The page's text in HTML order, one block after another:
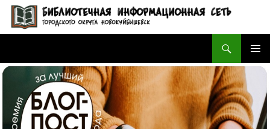
БИБЛИОТЕЧНАЯ ИНФОРМАЦИОННАЯ СЕТЬ городского округа Новокуйбышевск
МЕНЮ
К
СОДЕРЖИМОМУ